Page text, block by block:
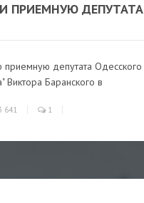
ПРИЕМНУЮ ДЕПУТАТА
приемную депутата Одесского
Виктора Баранского в
641 1